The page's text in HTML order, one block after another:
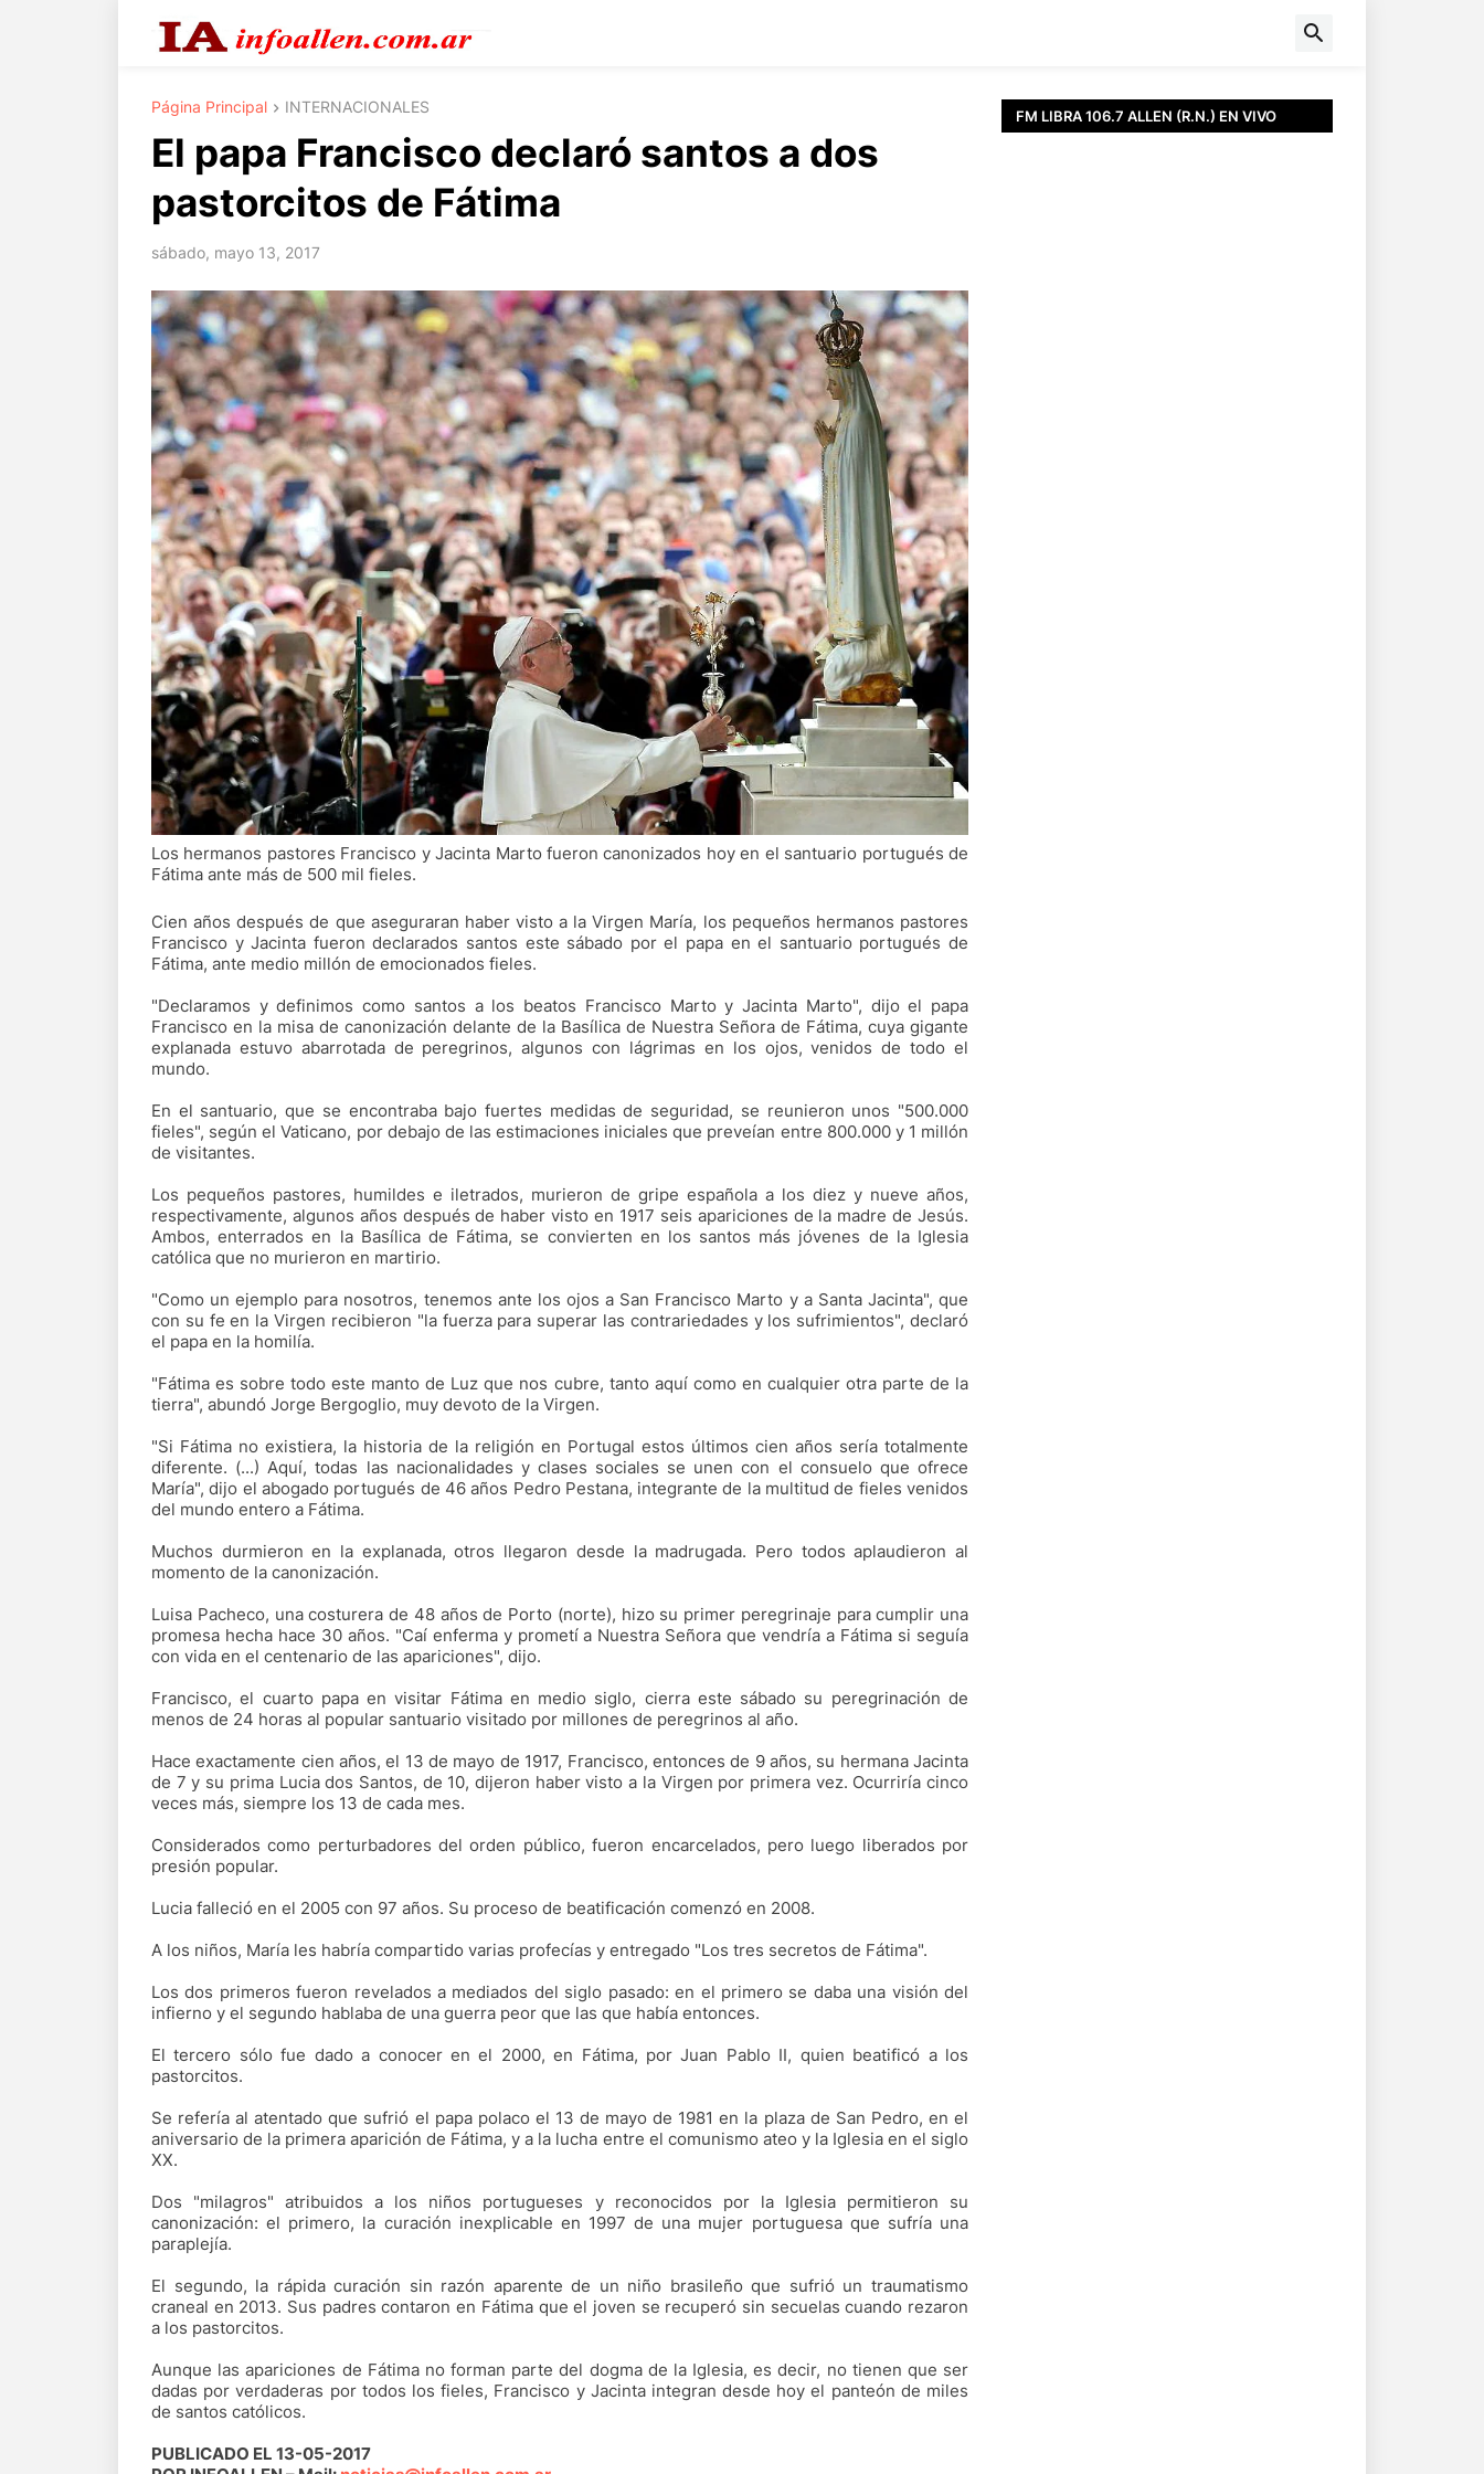
Página Principal INTERNACIONALES
El papa Francisco declaró santos a dos
pastorcitos de Fátima
sábado, mayo 13, 2017
Los hermanos pastores Francisco y Jacinta Marto fueron canonizados hoy en el santuario portugués de
Fátima ante más de 500 mil fieles.
Cien años después de que aseguraran haber visto a la Virgen María, los pequeños hermanos pastores
Francisco y Jacinta fueron declarados santos este sábado por el papa en el santuario portugués de
Fátima, ante medio millón de emocionados fieles.
"Declaramos y definimos como santos a los beatos Francisco Marto y Jacinta Marto", dijo el papa
Francisco en la misa de canonización delante de la Basílica de Nuestra Señora de Fátima, cuya gigante
explanada estuvo abarrotada de peregrinos, algunos con lágrimas en los ojos, venidos de todo el
mundo.
En el santuario, que se encontraba bajo fuertes medidas de seguridad, se reunieron unos "500.000
fieles", según el Vaticano, por debajo de las estimaciones iniciales que preveían entre 800.000 y 1 millón
de visitantes.
Los pequeños pastores, humildes e iletrados, murieron de gripe española a los diez y nueve años,
respectivamente, algunos años después de haber visto en 1917 seis apariciones de la madre de Jesús.
Ambos, enterrados en la Basílica de Fátima, se convierten en los santos más jóvenes de la Iglesia
católica que no murieron en martirio.
"Como un ejemplo para nosotros, tenemos ante los ojos a San Francisco Marto y a Santa Jacinta", que
con su fe en la Virgen recibieron "la fuerza para superar las contrariedades y los sufrimientos", declaró
el papa en la homilía.
"Fátima es sobre todo este manto de Luz que nos cubre, tanto aquí como en cualquier otra parte de la
tierra", abundó Jorge Bergoglio, muy devoto de la Virgen.
"Si Fátima no existiera, la historia de la religión en Portugal estos últimos cien años sería totalmente
diferente. (...) Aquí, todas las nacionalidades y clases sociales se unen con el consuelo que ofrece
María", dijo el abogado portugués de 46 años Pedro Pestana, integrante de la multitud de fieles venidos
del mundo entero a Fátima.
Muchos durmieron en la explanada, otros llegaron desde la madrugada. Pero todos aplaudieron al
momento de la canonización.
Luisa Pacheco, una costurera de 48 años de Porto (norte), hizo su primer peregrinaje para cumplir una
promesa hecha hace 30 años. "Caí enferma y prometí a Nuestra Señora que vendría a Fátima si seguía
con vida en el centenario de las apariciones", dijo.
Francisco, el cuarto papa en visitar Fátima en medio siglo, cierra este sábado su peregrinación de
menos de 24 horas al popular santuario visitado por millones de peregrinos al año.
Hace exactamente cien años, el 13 de mayo de 1917, Francisco, entonces de 9 años, su hermana Jacinta
de 7 y su prima Lucia dos Santos, de 10, dijeron haber visto a la Virgen por primera vez. Ocurriría cinco
veces más, siempre los 13 de cada mes.
Considerados como perturbadores del orden público, fueron encarcelados, pero luego liberados por
presión popular.
Lucia falleció en el 2005 con 97 años. Su proceso de beatificación comenzó en 2008.
A los niños, María les habría compartido varias profecías y entregado "Los tres secretos de Fátima".
Los dos primeros fueron revelados a mediados del siglo pasado: en el primero se daba una visión del
infierno y el segundo hablaba de una guerra peor que las que había entonces.
El tercero sólo fue dado a conocer en el 2000, en Fátima, por Juan Pablo II, quien beatificó a los
pastorcitos.
Se refería al atentado que sufrió el papa polaco el 13 de mayo de 1981 en la plaza de San Pedro, en el
aniversario de la primera aparición de Fátima, y a la lucha entre el comunismo ateo y la Iglesia en el siglo
XX.
Dos "milagros" atribuidos a los niños portugueses y reconocidos por la Iglesia permitieron su
canonización: el primero, la curación inexplicable en 1997 de una mujer portuguesa que sufría una
paraplejía.
El segundo, la rápida curación sin razón aparente de un niño brasileño que sufrió un traumatismo
craneal en 2013. Sus padres contaron en Fátima que el joven se recuperó sin secuelas cuando rezaron
a los pastorcitos.
Aunque las apariciones de Fátima no forman parte del dogma de la Iglesia, es decir, no tienen que ser
dadas por verdaderas por todos los fieles, Francisco y Jacinta integran desde hoy el panteón de miles
de santos católicos.
PUBLICADO EL 13-05-2017
FM LIBRA 106.7 ALLEN (R.N.) EN VIVO